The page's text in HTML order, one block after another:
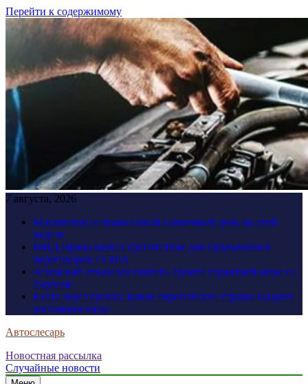
Перейти к содержимому
7 августа, 2026
Москвичам назвали самый солнечный день на этой
неделе
МИД Ирана назвал препятствие для продолжения
переговоров с США
Зеленский отказался считать Трампа гарантией мира на
Украине
Ехать через греков: Какие европейские страны выдают
россиянам визы
Автослесарь
Новостная рассылка
Случайные новости